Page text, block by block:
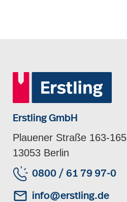
Erstling GmbH
Plauener Straße 163-165
13053 Berlin
0800 / 61 79 97-0
info@erstling.de